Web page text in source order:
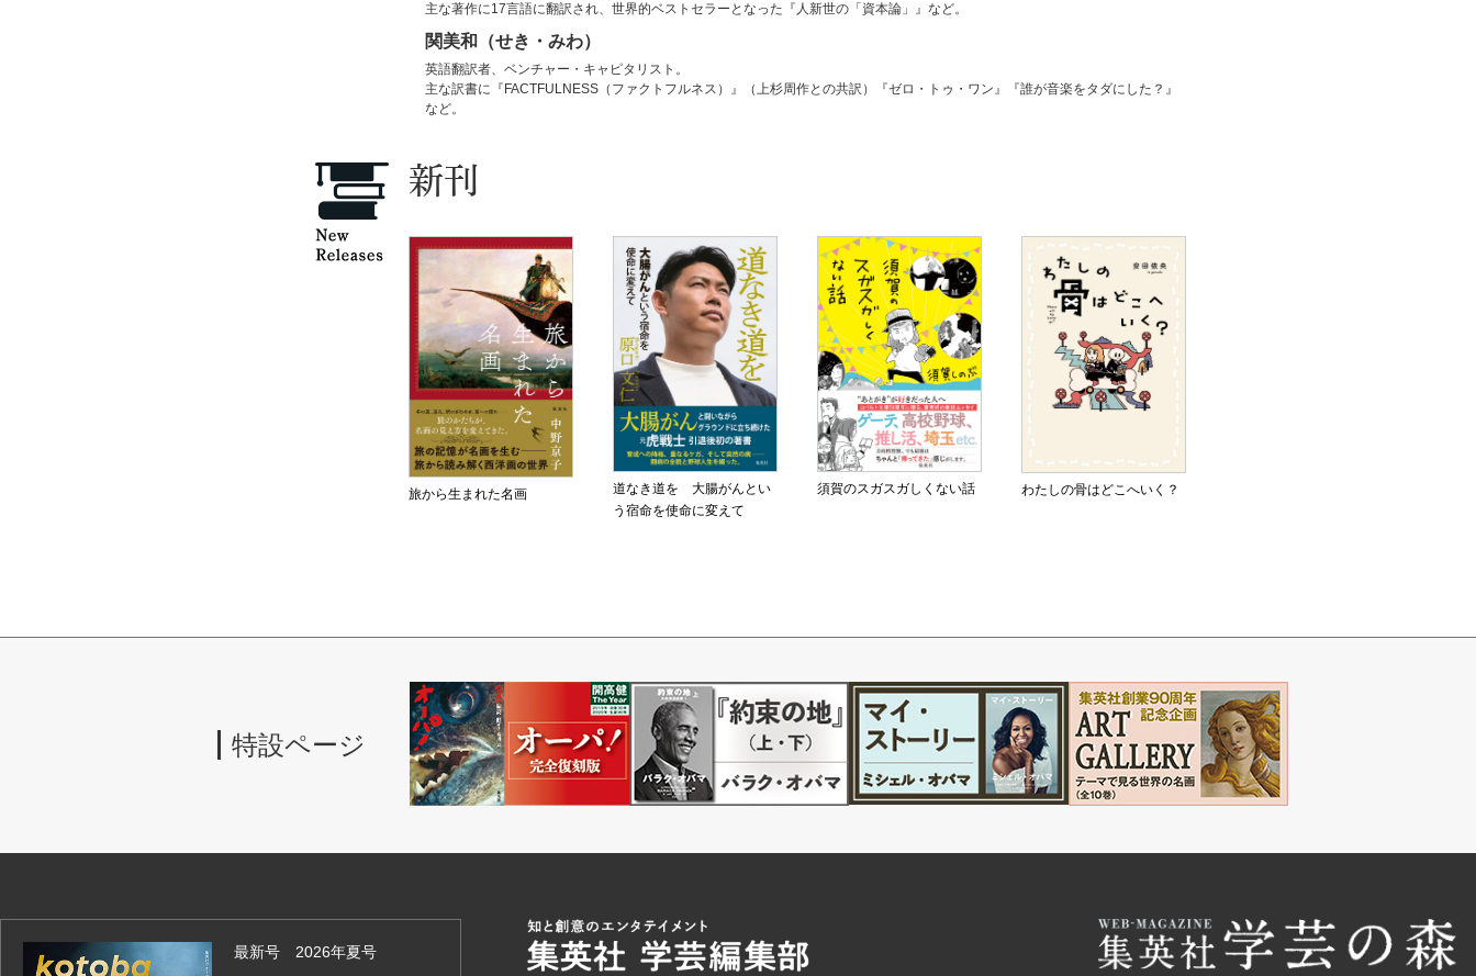
主な著作に17言語に翻訳され、世界的ベストセラーとなった『人新世の「資本論」』など。
関美和（せき・みわ）
英語翻訳者、ベンチャー・キャピタリスト。
主な訳書に『FACTFULNESS（ファクトフルネス）』（上杉周作との共訳）『ゼロ・トゥ・ワン』『誰が音楽をタダにした？』
など。
新刊
旅から生まれた名画
道なき道を 大腸がんとい
う宿命を使命に変えて
須賀のスガスガしくない話 わたしの骨はどこへいく？
特設ページ
最新号 2026年夏号